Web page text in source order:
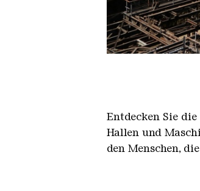
Der
Copyright:
Entdecken Sie
Hallen und
den Menschen,